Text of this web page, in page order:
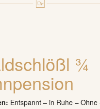
¾
Entspannt – in Ruhe – Ohne